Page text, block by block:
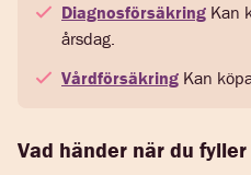
Diagnosförsäkring Kan
årsdag.
Vårdförsäkring Kan
Vad händer när du